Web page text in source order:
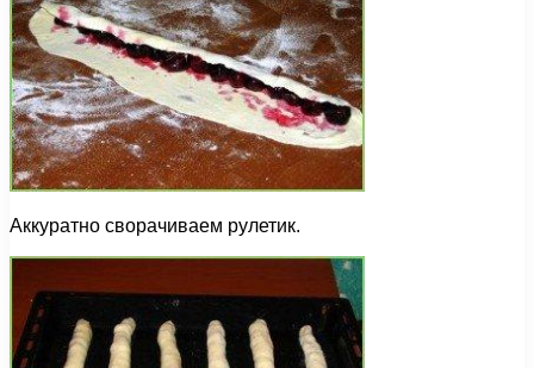
Аккуратно сворачиваем рулетик.